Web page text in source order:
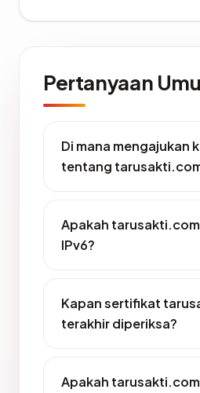
Pertanyaan
Di mana mengajukan
tentang
Apakah
IPv6?
Kapan sertifikat
terakhir diperiksa?
Apakah